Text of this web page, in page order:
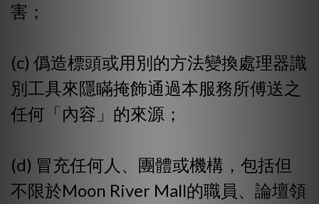
害；
(c) 僞造標頭或用別的方法變換處理器識
別工具來隱瞞掩飾通過本服務所傅送之
任何「內容」的來源；
(d) 冒充任何人、團體或機構，包括但
不限於Moon River Mall的職員、論壇領